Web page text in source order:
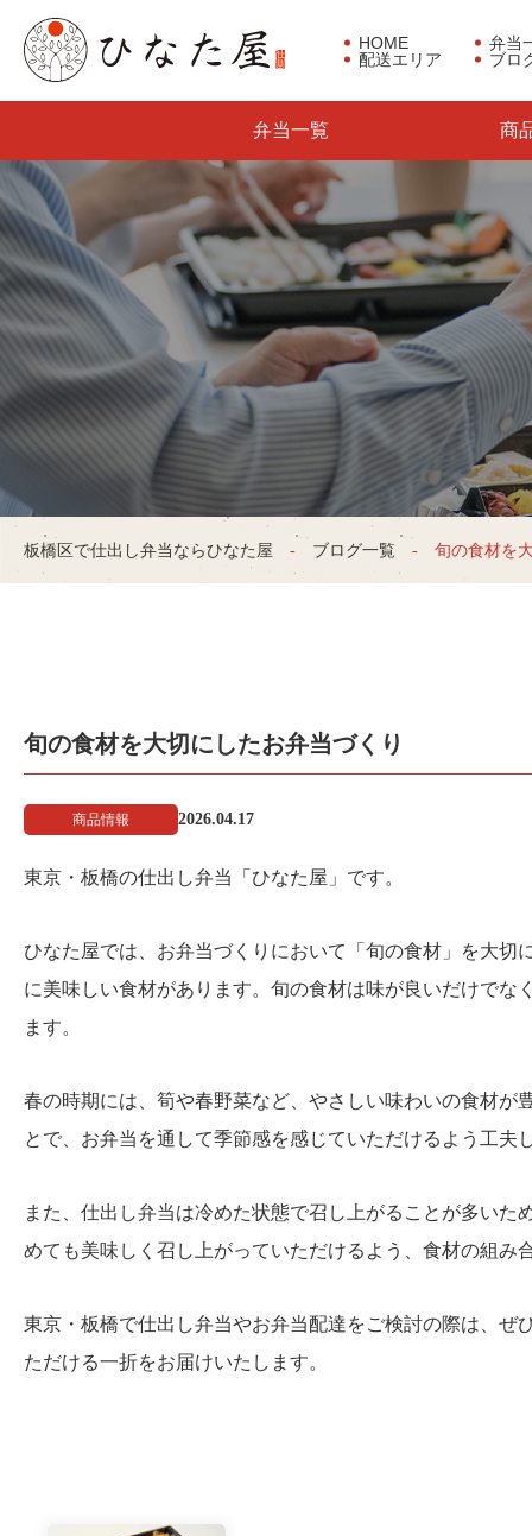
東京都板橋区で仕出し弁当な
HOME
弁当
配送エリア
ブロ
弁当一覧 商
板橋区で仕出し弁当ならひなた屋 ブログ一覧 旬の食材を
旬の食材を大切にしたお弁当づくり
商品情報 2026.04.17
東京・板橋の仕出し弁当「ひなた屋」です。
ひなた屋では、お弁当づくりにおいて「旬の食材」を大
に美味しい食材があります。旬の食材は味が良いだけで
ます。
春の時期には、筍や春野菜など、やさしい味わいの食材が
とで、お弁当を通して季節感を感じていただけるよう工夫
また、仕出し弁当は冷めた状態で召し上がることが多い
めても美味しく召し上がっていただけるよう、食材の組み
東京・板橋で仕出し弁当やお弁当配達をご検討の際は、ぜ
ただける一折をお届けいたします。